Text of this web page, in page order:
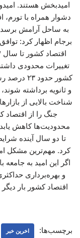
امیدبخش هستند.
دشوار همراه با تورم،
به ساحل آرامش برسد.
تغییرات محدودی
کشور
و ثانویه برداشته
شناخت بالایی از
جنگ را از اقتصاد
محدودیت‌ها کاهش
تا دو سال آینده
کرد. مهم‌ترین مشکل
اگر این امید به
و بهره‌برداری
اقتصاد کشور بار دیگر
برچسب‌ها: اخرین خبر